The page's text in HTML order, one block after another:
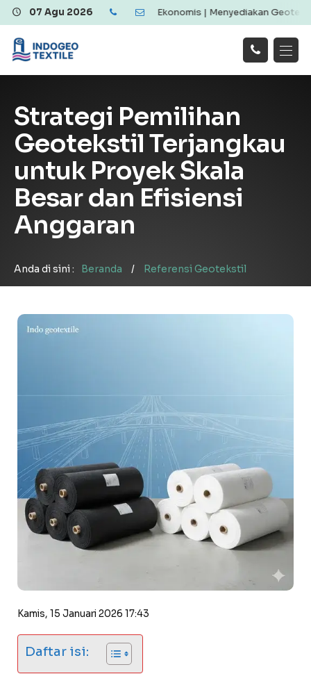
07 Agu 2026
Berkualitas dan Ekonomis | Menyediakan Geotextile
Tentang Kami
Galeri
Layanan
Hubungi
Strategi Pemilihan
Geotekstil Terjangkau
untuk Proyek Skala
Besar dan Efisiensi
Anggaran
Anda di sini : Beranda / Referensi Geotekstil
Kamis, 15 Januari 2026 17:43
Daftar isi: